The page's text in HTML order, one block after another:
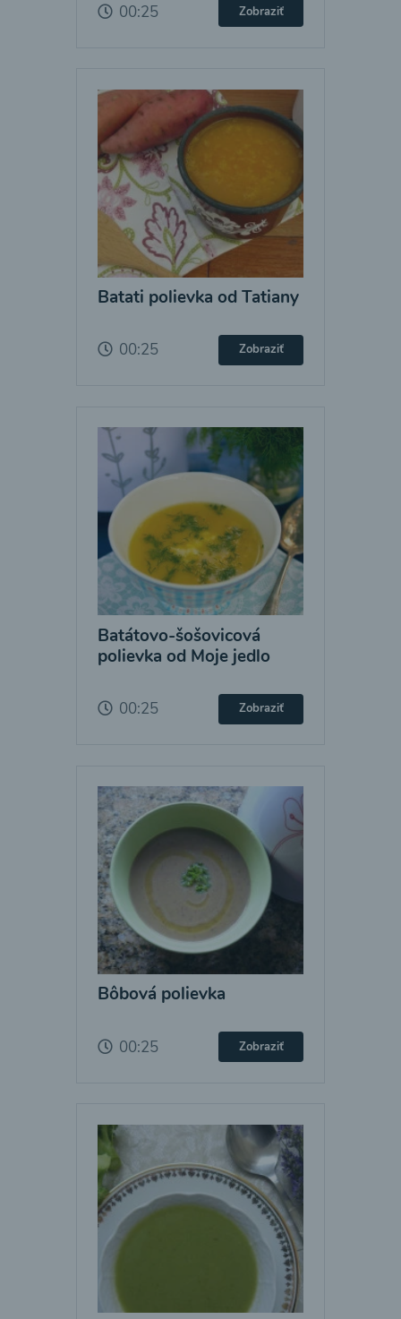
00:25 Zobraziť
Batati polievka od Tatiany
00:25 Zobraziť
Batátovo-šošovicová
polievka od Moje jedlo
00:25 Zobraziť
Bôbová polievka
00:25 Zobraziť